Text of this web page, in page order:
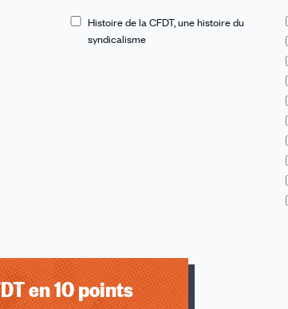
cookies
Histoire de la CFDT, une histoire du
syndicalisme
en 10 points